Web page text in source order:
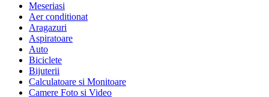
Meseriasi
Aer conditionat
Aragazuri
Aspiratoare
Auto
Biciclete
Bijuterii
Calculatoare si Monitoare
Camere Foto si Video